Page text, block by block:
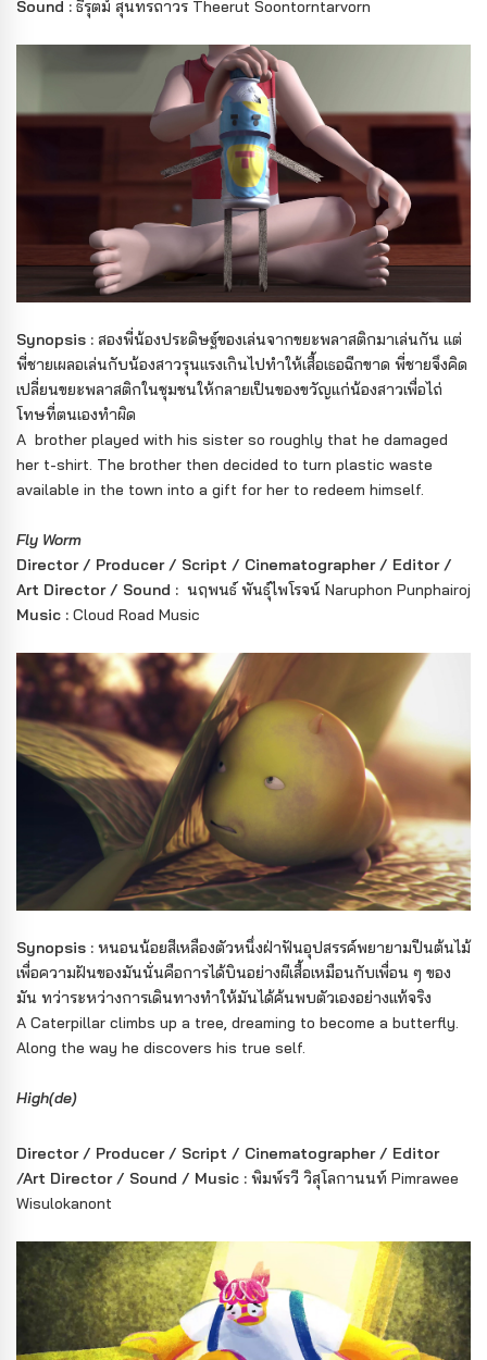
Sound : ธีรุตม์ สุนทรถาวร Theerut Soontorntarvorn
Synopsis : สองพี่น้องประดิษฐ์ของเล่นจากขยะพลาสติกมาเล่นกัน แต่
พี่ชายเผลอเล่นกับน้องสาวรุนแรงเกินไปทำให้เสื้อเธอฉีกขาด พี่ชายจึงคิด
เปลี่ยนขยะพลาสติกในชุมชนให้กลายเป็นของขวัญแก่น้องสาวเพื่อไถ่
โทษที่ตนเองทำผิด
A brother played with his sister so roughly that he damaged
her t-shirt. The brother then decided to turn plastic waste
available in the town into a gift for her to redeem himself.
Fly Worm
Director / Producer / Script / Cinematographer / Editor /
Art Director / Sound : นฤพนธ์ พันธุ์ไพโรจน์ Naruphon Punphairoj
Music : Cloud Road Music
Synopsis : หนอนน้อยสีเหลืองตัวหนึ่งฝ่าฟันอุปสรรค์พยายามปีนต้นไม้
เพื่อความฝันของมันนั่นคือการได้บินอย่างผีเสื้อเหมือนกับเพื่อน ๆ ของ
มัน ทว่าระหว่างการเดินทางทำให้มันได้ค้นพบตัวเองอย่างแท้จริง
A Caterpillar climbs up a tree, dreaming to become a butterfly.
Along the way he discovers his true self.
High(de)
Director / Producer / Script / Cinematographer / Editor
/Art Director / Sound / Music : พิมพ์รวี วิสุโลกานนท์ Pimrawee
Wisulokanont